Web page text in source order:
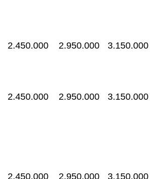
2.450.000 2.950.000 3.150.000
2.450.000 2.950.000 3.150.000
2.450.000 2.950.000 3.150.000